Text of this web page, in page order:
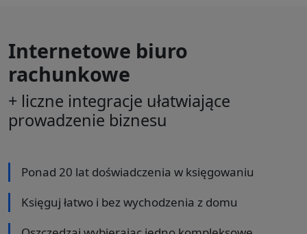
Internetowe biuro
rachunkowe
+ liczne integracje ułatwiające
prowadzenie biznesu
Ponad 20 lat doświadczenia w księgowaniu
Księguj łatwo i bez wychodzenia z domu